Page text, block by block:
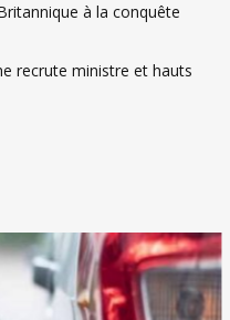
à la conquête
recrute ministre et hauts